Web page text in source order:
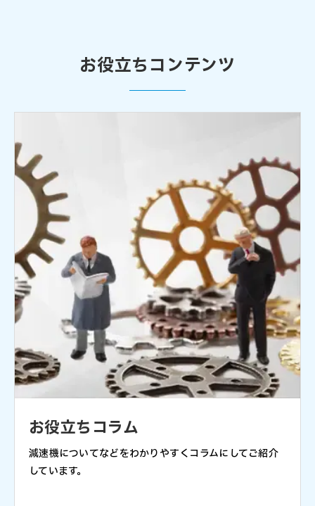
お役立ちコンテンツ
お役立ちコラム
減速機についてなどをわかりやすくコラムにしてご紹介
しています。